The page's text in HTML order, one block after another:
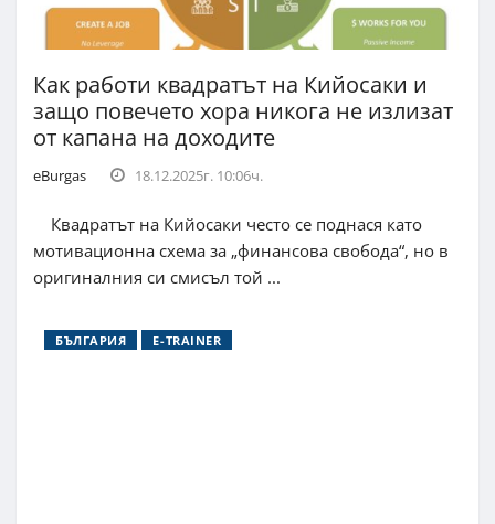
Как работи квадратът на Кийосаки и
защо повечето хора никога не излизат
от капана на доходите
eBurgas 18.12.2025г. 10:06ч.
Квадратът на Кийосаки често се поднася като
мотивационна схема за „финансова свобода“, но в
оригиналния си смисъл той ...
БЪЛГАРИЯ E-TRAINER